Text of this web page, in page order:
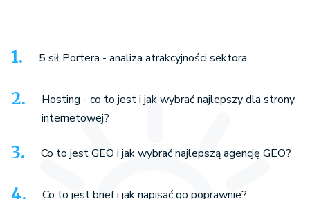
5 sił Portera - analiza atrakcyjności sektora
Hosting - co to jest i jak wybrać najlepszy dla strony
internetowej?
Co to jest GEO i jak wybrać najlepszą agencję GEO?
Co to jest brief i jak napisać go poprawnie?